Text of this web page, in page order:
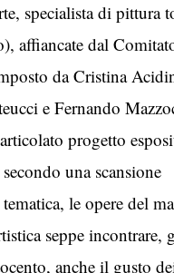
specialista di pittura
affiancate dal
da Cristina
e Fernando
progetto
una scansione
le opere del
seppe incontrare,
anche il gusto